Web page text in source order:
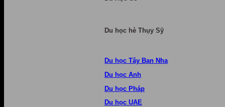
Du học hè Thụy Sỹ
Du học Tây Ban Nha
Du học Anh
Du học Pháp
Du học UAE